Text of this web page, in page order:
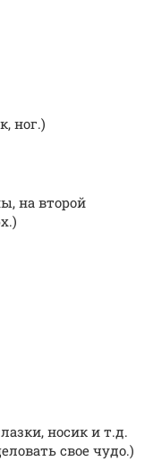
ног.)
на второй
носик и т.д.
свое чудо.)